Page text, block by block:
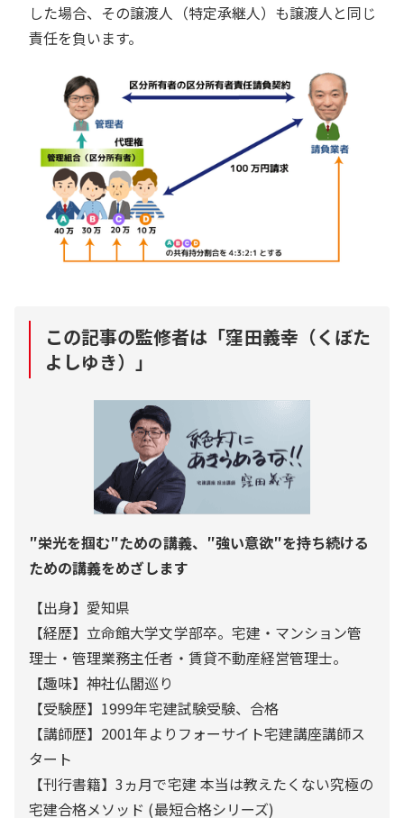
した場合、その譲渡人（特定承継人）も譲渡人と同じ
責任を負います。
この記事の監修者は「窪田義幸（くぼた
よしゆき） 」
″栄光を掴む″ための講義、″強い意欲″を持ち続ける
ための講義をめざします
【出身】愛知県
【経歴】立命館大学文学部卒。宅建・マンション管
理士・管理業務主任者・賃貸不動産経営管理士。
【趣味】神社仏閣巡り
【受験歴】1999年宅建試験受験、合格
【講師歴】2001年よりフォーサイト宅建講座講師ス
タート
【刊行書籍】3ヵ月で宅建 本当は教えたくない究極の
宅建合格メソッド (最短合格シリーズ)